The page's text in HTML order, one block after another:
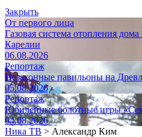
Закрыть
От первого лица
Газовая система отопления дома
Карелии
06.08.2026
Репортаж
Незаконные павильоны на
05.08.2026
Репортаж
Юбилейные болотные игры
04.08.2026
Ника ТВ > Александр Ким